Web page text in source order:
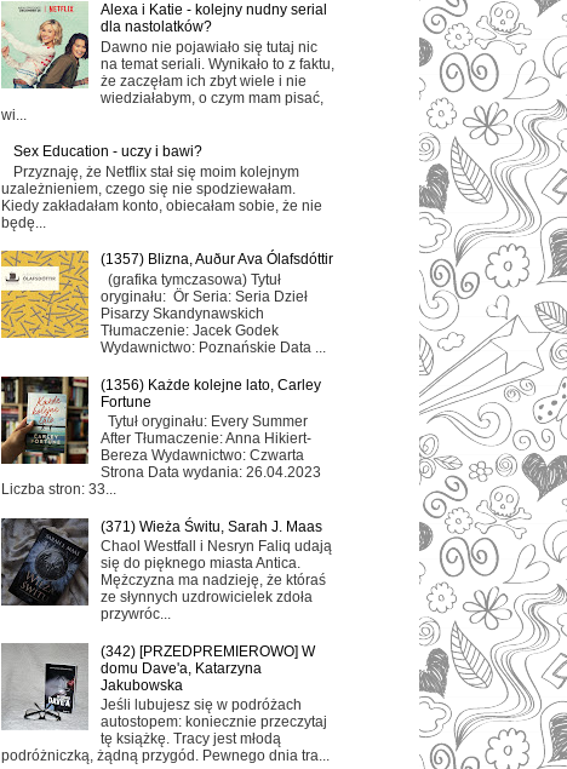
Alexa i Katie - kolejny nudny serial
dla nastolatków?
Dawno nie pojawiało się tutaj nic
na temat seriali. Wynikało to z faktu,
że zaczęłam ich zbyt wiele i nie
wiedziałabym, o czym mam pisać,
wi...
Sex Education - uczy i bawi?
Przyznaję, że Netflix stał się moim kolejnym
uzależnieniem, czego się nie spodziewałam.
Kiedy zakładałam konto, obiecałam sobie, że nie
będę...
(1357) Blizna, Auður Ava Ólafsdóttir
(grafika tymczasowa) Tytuł
oryginału: Ör Seria: Seria Dzieł
Pisarzy Skandynawskich
Tłumaczenie: Jacek Godek
Wydawnictwo: Poznańskie Data ...
(1356) Każde kolejne lato, Carley
Fortune
Tytuł oryginału: Every Summer
After Tłumaczenie: Anna Hikiert-
Bereza Wydawnictwo: Czwarta
Strona Data wydania: 26.04.2023
Liczba stron: 33...
(371) Wieża Świtu, Sarah J. Maas
Chaol Westfall i Nesryn Faliq udają
się do pięknego miasta Antica.
Mężczyzna ma nadzieję, że któraś
ze słynnych uzdrowicielek zdoła
przywróc...
(342) [PRZEDPREMIEROWO] W
domu Dave'a, Katarzyna
Jakubowska
Jeśli lubujesz się w podróżach
autostopem: koniecznie przeczytaj
tę książkę. Tracy jest młodą
podróżniczką, żądną przygód. Pewnego dnia tra...